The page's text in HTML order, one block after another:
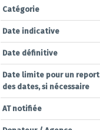
Catégorie
Date indicative
Date définitive
Date limite pour un report
des dates, si nécessaire
AT notifiée